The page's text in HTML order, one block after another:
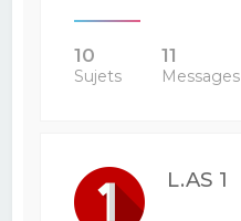
10
Sujets
11
Messages
L.AS 1